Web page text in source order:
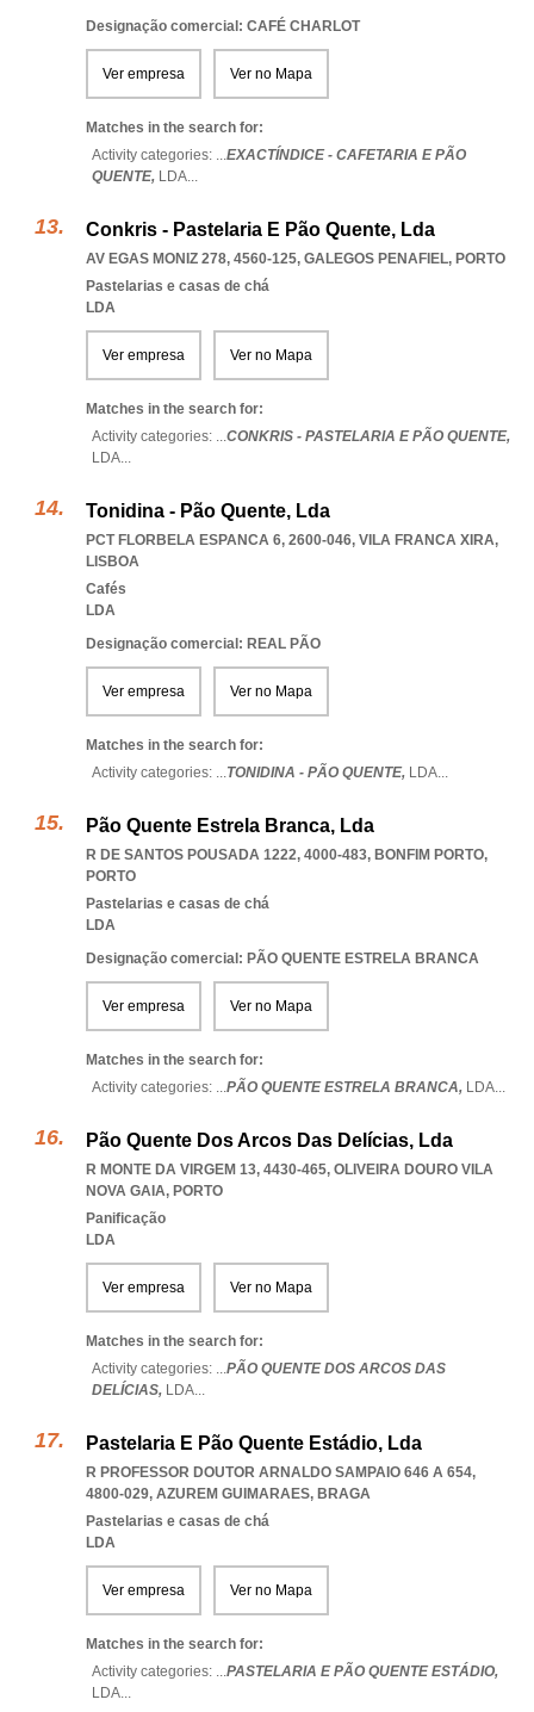
Designação comercial: CAFÉ CHARLOT
Ver empresa Ver no Mapa
Matches in the search for:
Activity categories: ...EXACTÍNDICE - CAFETARIA E PÃO
QUENTE, LDA...
Conkris - Pastelaria E Pão Quente, Lda
AV EGAS MONIZ 278, 4560-125, GALEGOS PENAFIEL, PORTO
Pastelarias e casas de chá
LDA
Ver empresa Ver no Mapa
Matches in the search for:
Activity categories: ...CONKRIS - PASTELARIA E PÃO QUENTE,
LDA...
Tonidina - Pão Quente, Lda
PCT FLORBELA ESPANCA 6, 2600-046, VILA FRANCA XIRA,
LISBOA
Cafés
LDA
Designação comercial: REAL PÃO
Ver empresa Ver no Mapa
Matches in the search for:
Activity categories: ...TONIDINA - PÃO QUENTE, LDA...
Pão Quente Estrela Branca, Lda
R DE SANTOS POUSADA 1222, 4000-483, BONFIM PORTO,
PORTO
Pastelarias e casas de chá
LDA
Designação comercial: PÃO QUENTE ESTRELA BRANCA
Ver empresa Ver no Mapa
Matches in the search for:
Activity categories: ...PÃO QUENTE ESTRELA BRANCA, LDA...
Pão Quente Dos Arcos Das Delícias, Lda
R MONTE DA VIRGEM 13, 4430-465, OLIVEIRA DOURO VILA
NOVA GAIA, PORTO
Panificação
LDA
Ver empresa Ver no Mapa
Matches in the search for:
Activity categories: ...PÃO QUENTE DOS ARCOS DAS
DELÍCIAS, LDA...
Pastelaria E Pão Quente Estádio, Lda
R PROFESSOR DOUTOR ARNALDO SAMPAIO 646 A 654,
4800-029, AZUREM GUIMARAES, BRAGA
Pastelarias e casas de chá
LDA
Ver empresa Ver no Mapa
Matches in the search for:
Activity categories: ...PASTELARIA E PÃO QUENTE ESTÁDIO,
LDA...